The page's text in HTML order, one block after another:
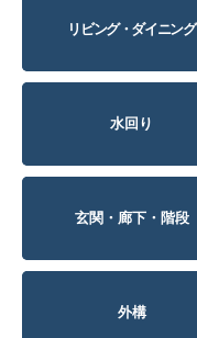
リビング・ダイニング
⽔回り
玄関・廊下・階段
外構